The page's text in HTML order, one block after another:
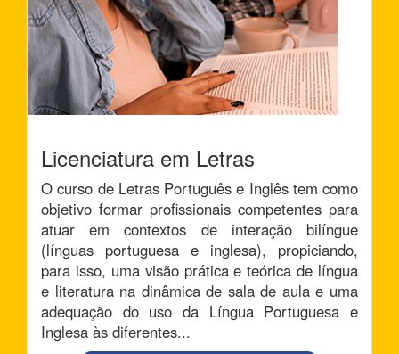
Licenciatura em Letras
O curso de Letras Português e Inglês tem como
objetivo formar profissionais competentes para
atuar em contextos de interação bilíngue
(línguas portuguesa e inglesa), propiciando,
para isso, uma visão prática e teórica de língua
e literatura na dinâmica de sala de aula e uma
adequação do uso da Língua Portuguesa e
Inglesa às diferentes...